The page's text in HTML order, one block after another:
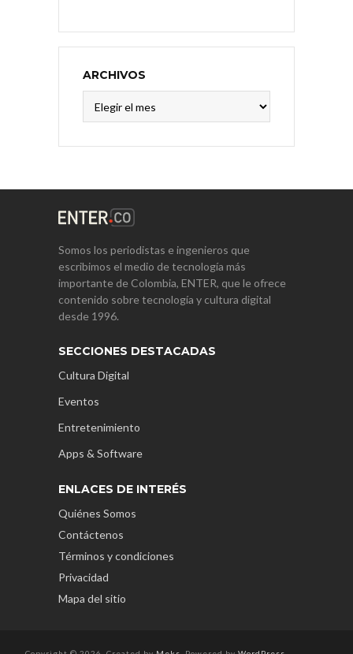
ARCHIVOS
Somos los periodistas e ingenieros que
escribimos el medio de tecnología más
importante de Colombia, ENTER, que le ofrece
contenido sobre tecnología y cultura digital
desde 1996.
SECCIONES DESTACADAS
Cultura Digital
Eventos
Entretenimiento
Apps & Software
ENLACES DE INTERÉS
Quiénes Somos
Contáctenos
Términos y condiciones
Privacidad
Mapa del sitio